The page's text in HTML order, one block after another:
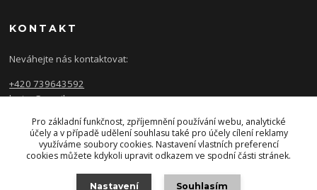
KONTAKT
Neváhejte nás kontaktovat:
+420 739643592
luzice@gmail.com
Pro základní funkčnost, zpříjemnění používání webu, analytické
účely a v případě udělení souhlasu také pro účely cílení reklamy
využíváme soubory cookies. Nastavení vlastních preferencí
cookies můžete kdykoli upravit odkazem ve spodní části stránek.
Nastavení Souhlasím